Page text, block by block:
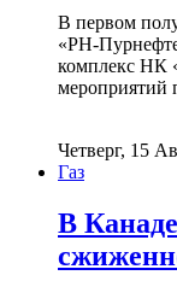
В первом
«РН-
комплекс НК
мероприятий
Четверг, 15
Газ
В